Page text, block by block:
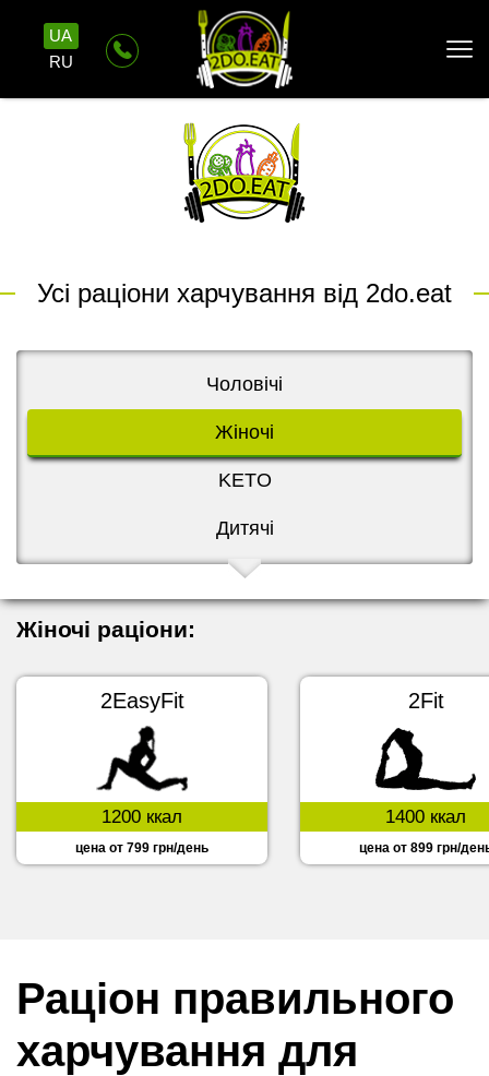
UA
RU
Усі раціони харчування від 2do.eat
Чоловічі
Жіночі
KETO
Дитячі
Жіночі раціони:
2EasyFit
1200 ккал
цена от 799 грн/день
2Fit
1400 ккал
цена от 899 грн/
Раціон правильного
харчування для